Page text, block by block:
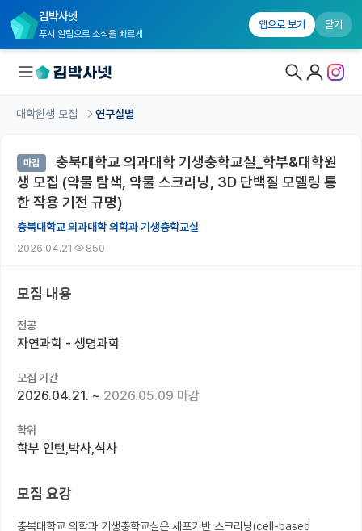
김박사넷
푸시 알림으로 소식을 빠르게
앱으로 보기 닫기
대학원생 모집 홈
기관별 모집 정보
연구실별 모집 정보
지역별 모집 정보
국내대학원 정보
커뮤니티
커리어
유학교육
이벤트
반도체 아카데미
대학원생 모집 연구실별
마감
충북대학교 의과대학 기생충학교실_학부&대학원
생 모집 (약물 탐색, 약물 스크리닝, 3D 단백질 모델링 통
한 작용 기전 규명)
충북대학교 의과대학 의학과 기생충학교실
2026.04.21 850
모집 내용
전공
자연과학 - 생명과학
모집 기간
2026.04.21. ~ 2026.05.09 마감
학위
학부 인턴,박사,석사
모집 요강
충북대학교 의학과 기생충학교실은 세포기반 스크리닝(cell-based